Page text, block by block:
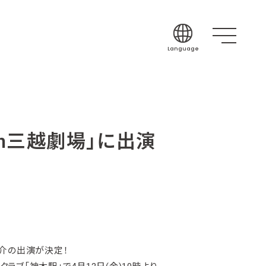
Language
三越劇場」に出演
の出演が決定！